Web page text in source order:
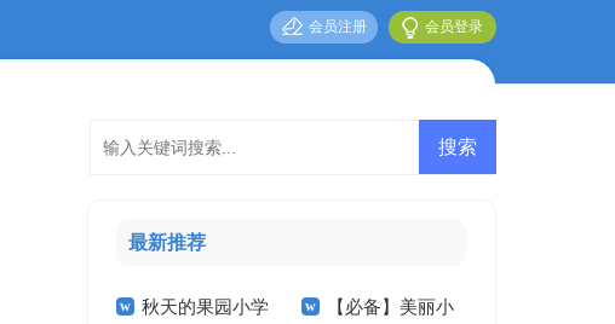
会员登录
会员注册
最新推荐
秋天的果园小学 【必备】美丽小